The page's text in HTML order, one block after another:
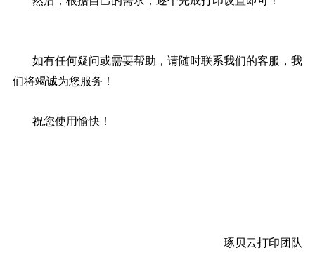
如有任何疑问或需要帮助，请随时联系我们的客服，我
们将竭诚为您服务！
祝您使用愉快！
琢贝云打印团队